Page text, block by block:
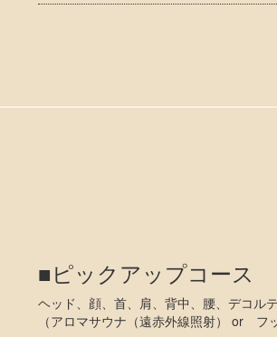
■ピックアップコース
ヘッド、顔、首、肩、背中、腰、デコル
（アロマサウナ（遠赤外線照射） or